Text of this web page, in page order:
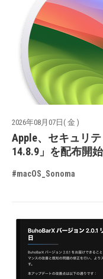
2026年08月07日( 金 )
Apple、セキュリテ
14.8.9」を配布開始
#macOS_Sonoma